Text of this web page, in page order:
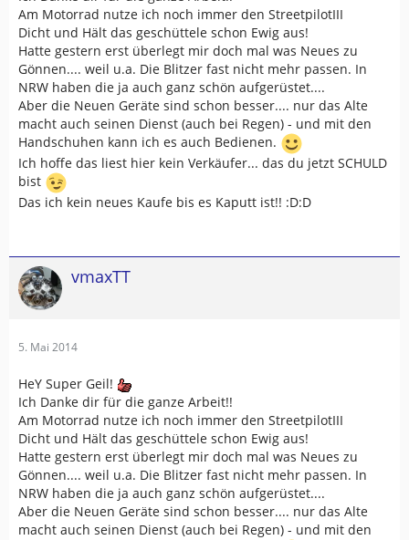
Am Motorrad nutze ich noch immer den StreetpilotIII
Dicht und Hält das geschüttele schon Ewig aus!
Hatte gestern erst überlegt mir doch mal was Neues zu
Gönnen.... weil u.a. Die Blitzer fast nicht mehr passen. In
NRW haben die ja auch ganz schön aufgerüstet....
Aber die Neuen Geräte sind schon besser.... nur das Alte
macht auch seinen Dienst (auch bei Regen) - und mit den
Handschuhen kann ich es auch Bedienen.
Ich hoffe das liest hier kein Verkäufer... das du jetzt SCHULD
bist
Das ich kein neues Kaufe bis es Kaputt ist!! :D:D
vmaxTT
5. Mai 2014
HeY Super Geil!
Ich Danke dir für die ganze Arbeit!!
Am Motorrad nutze ich noch immer den StreetpilotIII
Dicht und Hält das geschüttele schon Ewig aus!
Hatte gestern erst überlegt mir doch mal was Neues zu
Gönnen.... weil u.a. Die Blitzer fast nicht mehr passen. In
NRW haben die ja auch ganz schön aufgerüstet....
Aber die Neuen Geräte sind schon besser.... nur das Alte
macht auch seinen Dienst (auch bei Regen) - und mit den